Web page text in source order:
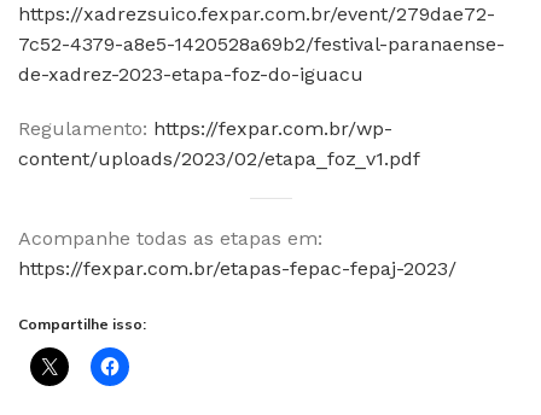
https://xadrezsuico.fexpar.com.br/event/279dae72-
7c52-4379-a8e5-1420528a69b2/festival-paranaense-
de-xadrez-2023-etapa-foz-do-iguacu
Regulamento: https://fexpar.com.br/wp-
content/uploads/2023/02/etapa_foz_v1.pdf
Acompanhe todas as etapas em:
https://fexpar.com.br/etapas-fepac-fepaj-2023/
Compartilhe isso: